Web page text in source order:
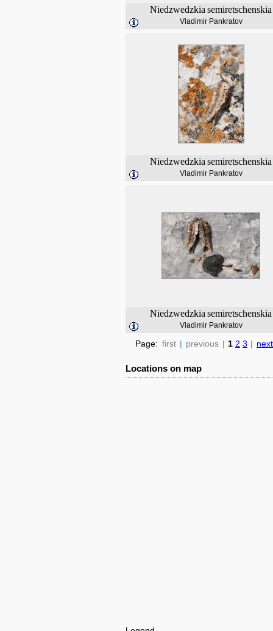
Niedzwedzkia semiretschenskia
Vladimir Pankratov
Niedzwedzkia semiretschenskia
Vladimir Pankratov
Niedzwedzkia semiretschenskia
Vladimir Pankratov
Page: first | previous | 1 2 3 | next
Locations on map